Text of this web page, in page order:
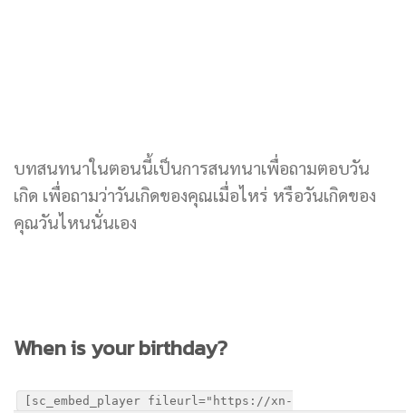
บทสนทนาในตอนนี้เป็นการสนทนาเพื่อถามตอบวัน
เกิด เพื่อถามว่าวันเกิดของคุณเมื่อไหร่ หรือวันเกิดของ
คุณวันไหนนั่นเอง
When is your birthday?
[sc_embed_player fileurl="https://xn-